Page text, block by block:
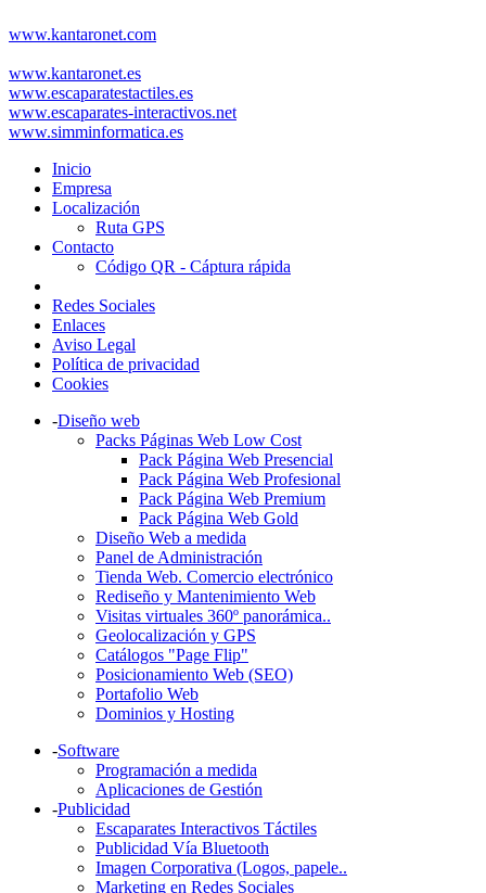
www.kantaronet.com
www.kantaronet.es
www.escaparatestactiles.es
www.escaparates-interactivos.net
www.simminformatica.es
Inicio
Empresa
Localización
Ruta GPS
Contacto
Código QR - Cáptura rápida
Redes Sociales
Enlaces
Aviso Legal
Política de privacidad
Cookies
-Diseño web
Packs Páginas Web Low Cost
Pack Página Web Presencial
Pack Página Web Profesional
Pack Página Web Premium
Pack Página Web Gold
Diseño Web a medida
Panel de Administración
Tienda Web. Comercio electrónico
Rediseño y Mantenimiento Web
Visitas virtuales 360º panorámica..
Geolocalización y GPS
Catálogos "Page Flip"
Posicionamiento Web (SEO)
Portafolio Web
Dominios y Hosting
-Software
Programación a medida
Aplicaciones de Gestión
-Publicidad
Escaparates Interactivos Táctiles
Publicidad Vía Bluetooth
Imagen Corporativa (Logos, papele..
Marketing en Redes Sociales